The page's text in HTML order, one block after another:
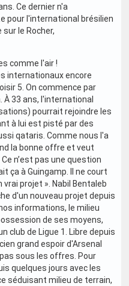
Ce dernier n'a
pour l'international brésilien
le Rocher,
comme l'air !
internationaux encore
5. On commence par
À 33 ans, l'international
pourrait rejoindre les
à lui est pisté par des
qataris. Comme nous l'a
la bonne offre et veut
n’est pas une question
ça à Guingamp. Il ne court
projet ». Nabil Bentaleb
d'un nouveau projet depuis
informations, le milieu
de ses moyens,
club de Ligue 1. Libre depuis
grand espoir d'Arsenal
sous les offres. Pour
quelques jours avec les
séduisant milieu de terrain,